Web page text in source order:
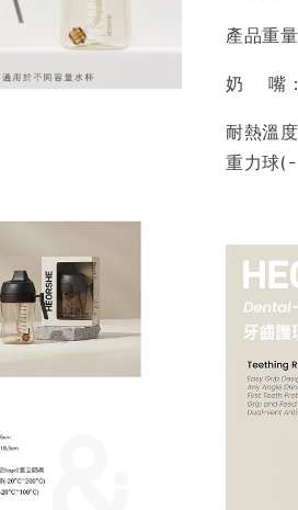
產品重
奶 嘴：
耐熱溫
重力球